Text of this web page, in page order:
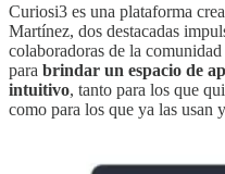
Curiosi3 es una plataforma
Martínez, dos destacadas
colaboradoras de la
para brindar un espacio de
intuitivo, tanto para los que
como para los que ya las usan